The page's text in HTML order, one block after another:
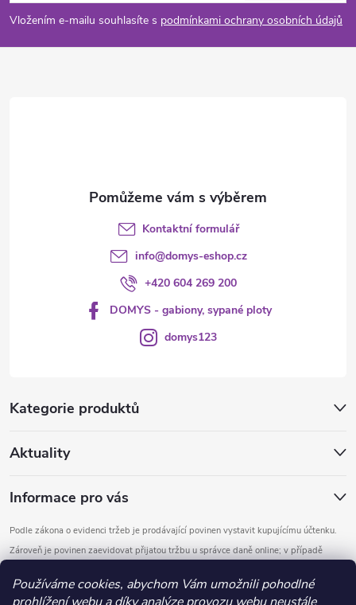
Používáme cookies, abychom Vám umožnili pohodlné
í
p
p
a
Vložením e-mailu souhlasíte s podmínkami ochrany osobních údajů
Kategorie produktů
Aktuality
Informace pro vás
Podle zákona o evidenci tržeb je prodávající povinen vystavit kupujícímu účtenku.
Zároveň je povinen zaevidovat přijatou tržbu u správce daně online; v případě
Kontaktní formulář
info@domys-eshop.cz
+420 604 269 200
DOMYS - gabiony, sypané ploty
domys123